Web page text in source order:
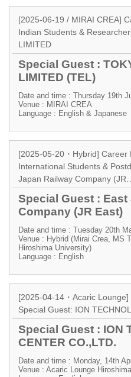
[2025-06-19 / MIRAI CREA]
Indian Students &
LIMITED
Special Guest :
LIMITED (TEL)
Date and time : Thursday 19th
Venue : MIRAI CREA
Language : English & Japanese
[2025-05-20・Hybrid] Career
International Students &
Japan Railway Company
Special Guest :
Company (JR East)
Date and time : Tuesday 20th
Venue : Hybrid (Mirai Crea, MS
Hiroshima University)
Language : English
[2025-04-14・Acaric
Special Guest: ION
Special Guest : ION
CENTER CO.,LTD.
Date and time : Monday, 14th
Venue : Acaric Lounge